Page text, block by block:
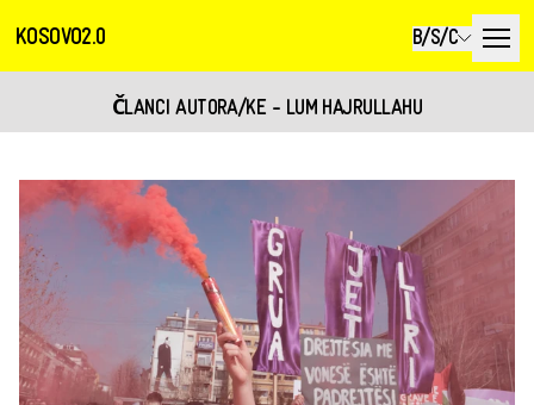
KOSOVO2.0 B/S/C
ČLANCI AUTORA/KE - LUM HAJRULLAHU